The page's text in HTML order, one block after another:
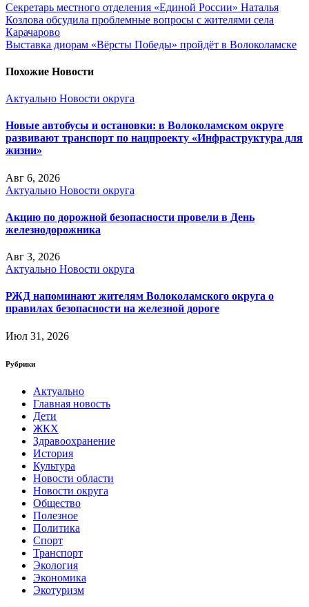
Секретарь местного отделения «Единой России» Наталья
Козлова обсудила проблемные вопросы с жителями села
Карачарово
Выставка диорам «Вёрсты Победы» пройдёт в Волоколамске
Похожие Новости
Актуально Новости округа
Новые автобусы и остановки: в Волоколамском округе
развивают транспорт по нацпроекту «Инфраструктура для
жизни»
Авг 6, 2026
Актуально Новости округа
Акцию по дорожной безопасности провели в День
железнодорожника
Авг 3, 2026
Актуально Новости округа
РЖД напоминают жителям Волоколамского округа о
правилах безопасности на железной дороге
Июл 31, 2026
Рубрики
Актуально
Главная новость
Дети
ЖКХ
Здравоохранение
История
Культура
Новости области
Новости округа
Общество
Полезное
Политика
Спорт
Транспорт
Экология
Экономика
Экотуризм